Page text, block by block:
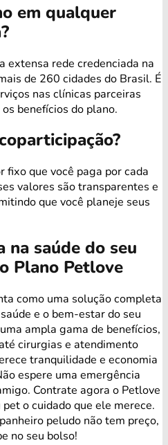
em qualquer
extensa rede credenciada na
de 260 cidades do Brasil. É
nas clínicas parceiras
benefícios do plano.
fixo que você paga por cada
valores são transparentes e
que você planeje seus
na saúde do seu
Plano Petlove
como uma solução completa
e o bem-estar do seu
ampla gama de benefícios,
cirurgias e atendimento
tranquilidade e economia
espere uma emergência
Contrate agora o Petlove
o cuidado que ele merece.
peludo não tem preço,
no seu bolso!